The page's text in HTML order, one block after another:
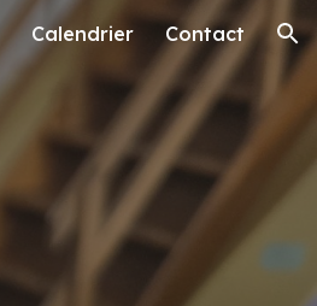
Calendrier Contact